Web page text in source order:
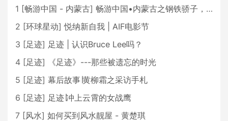
1 [畅游中国 - 内蒙古] 畅游中国•内蒙古之钢铁骄子，魅力包头
2 [环球星动] 悦纳新自我 | AIF电影节
3 [足迹] 足迹 | 认识Bruce Lee吗？
4 [足迹]
《足迹》---那些被遗忘的时光
5 [足迹] 幕后故事∣黄柳霜之采访手札
6 [足迹] 足迹∣冲上云霄的女战鹰
7 [风水] 如何买到风水靓屋 - 黄楚琪